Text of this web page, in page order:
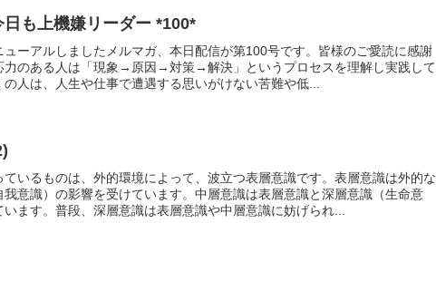
日も上機嫌リーダー *100*
ューアルしましたメルマガ、本日配信が第100号です。皆様のご愛読に感謝
力のある人は「現象→原因→対策→解決」というプロセスを理解し実践して
人は、人生や仕事で遭遇する思いがけない苦難や低...
いるものは、外的環境によって、波立つ表層意識です。表層意識は外的な
意識）の影響を受けています。中層意識は表層意識と深層意識（生命意
ます。普段、深層意識は表層意識や中層意識に妨げられ...